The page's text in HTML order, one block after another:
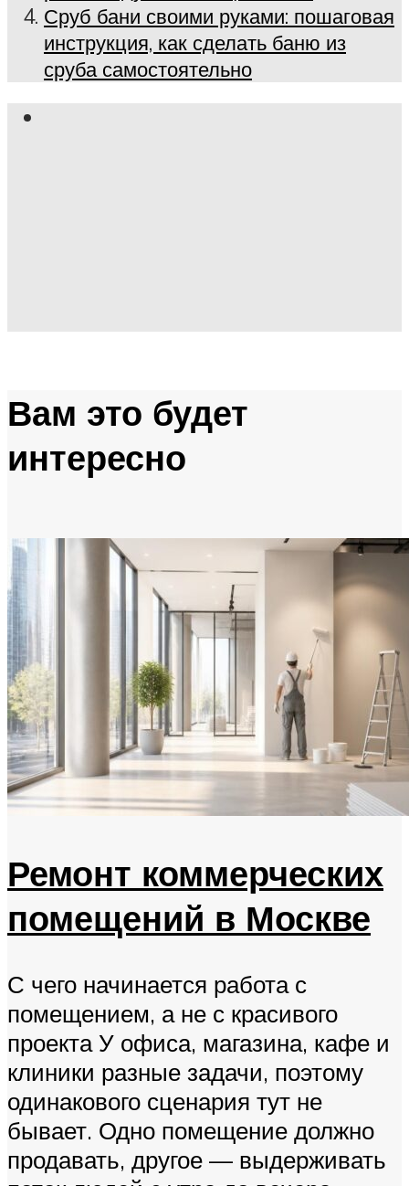
Сруб бани своими руками: пошаговая
инструкция, как сделать баню из
сруба самостоятельно
Вам это будет
интересно
Ремонт коммерческих
помещений в Москве
С чего начинается работа с
помещением, а не с красивого
проекта У офиса, магазина, кафе и
клиники разные задачи, поэтому
одинакового сценария тут не
бывает. Одно помещение должно
продавать, другое — выдерживать